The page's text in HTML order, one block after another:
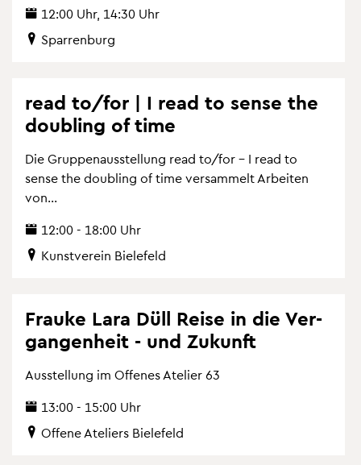
12:00 Uhr, 14:30 Uhr
Spar­ren­burg
read to/for | I read to sense the
dou­bling of time
Die Grup­pen­aus­stel­lung read to/for – I read to
sense the dou­bling of time ver­sam­melt Ar­bei­ten
von...
12:00 - 18:00 Uhr
Kunst­ver­ein Bie­le­feld
Frau­ke Lara Düll Reise in die Ver­
gan­gen­heit - und Zu­kunft
Aus­stel­lung im Of­fe­nes Ate­lier 63
13:00 - 15:00 Uhr
Of­fe­ne Ate­liers Bie­le­feld